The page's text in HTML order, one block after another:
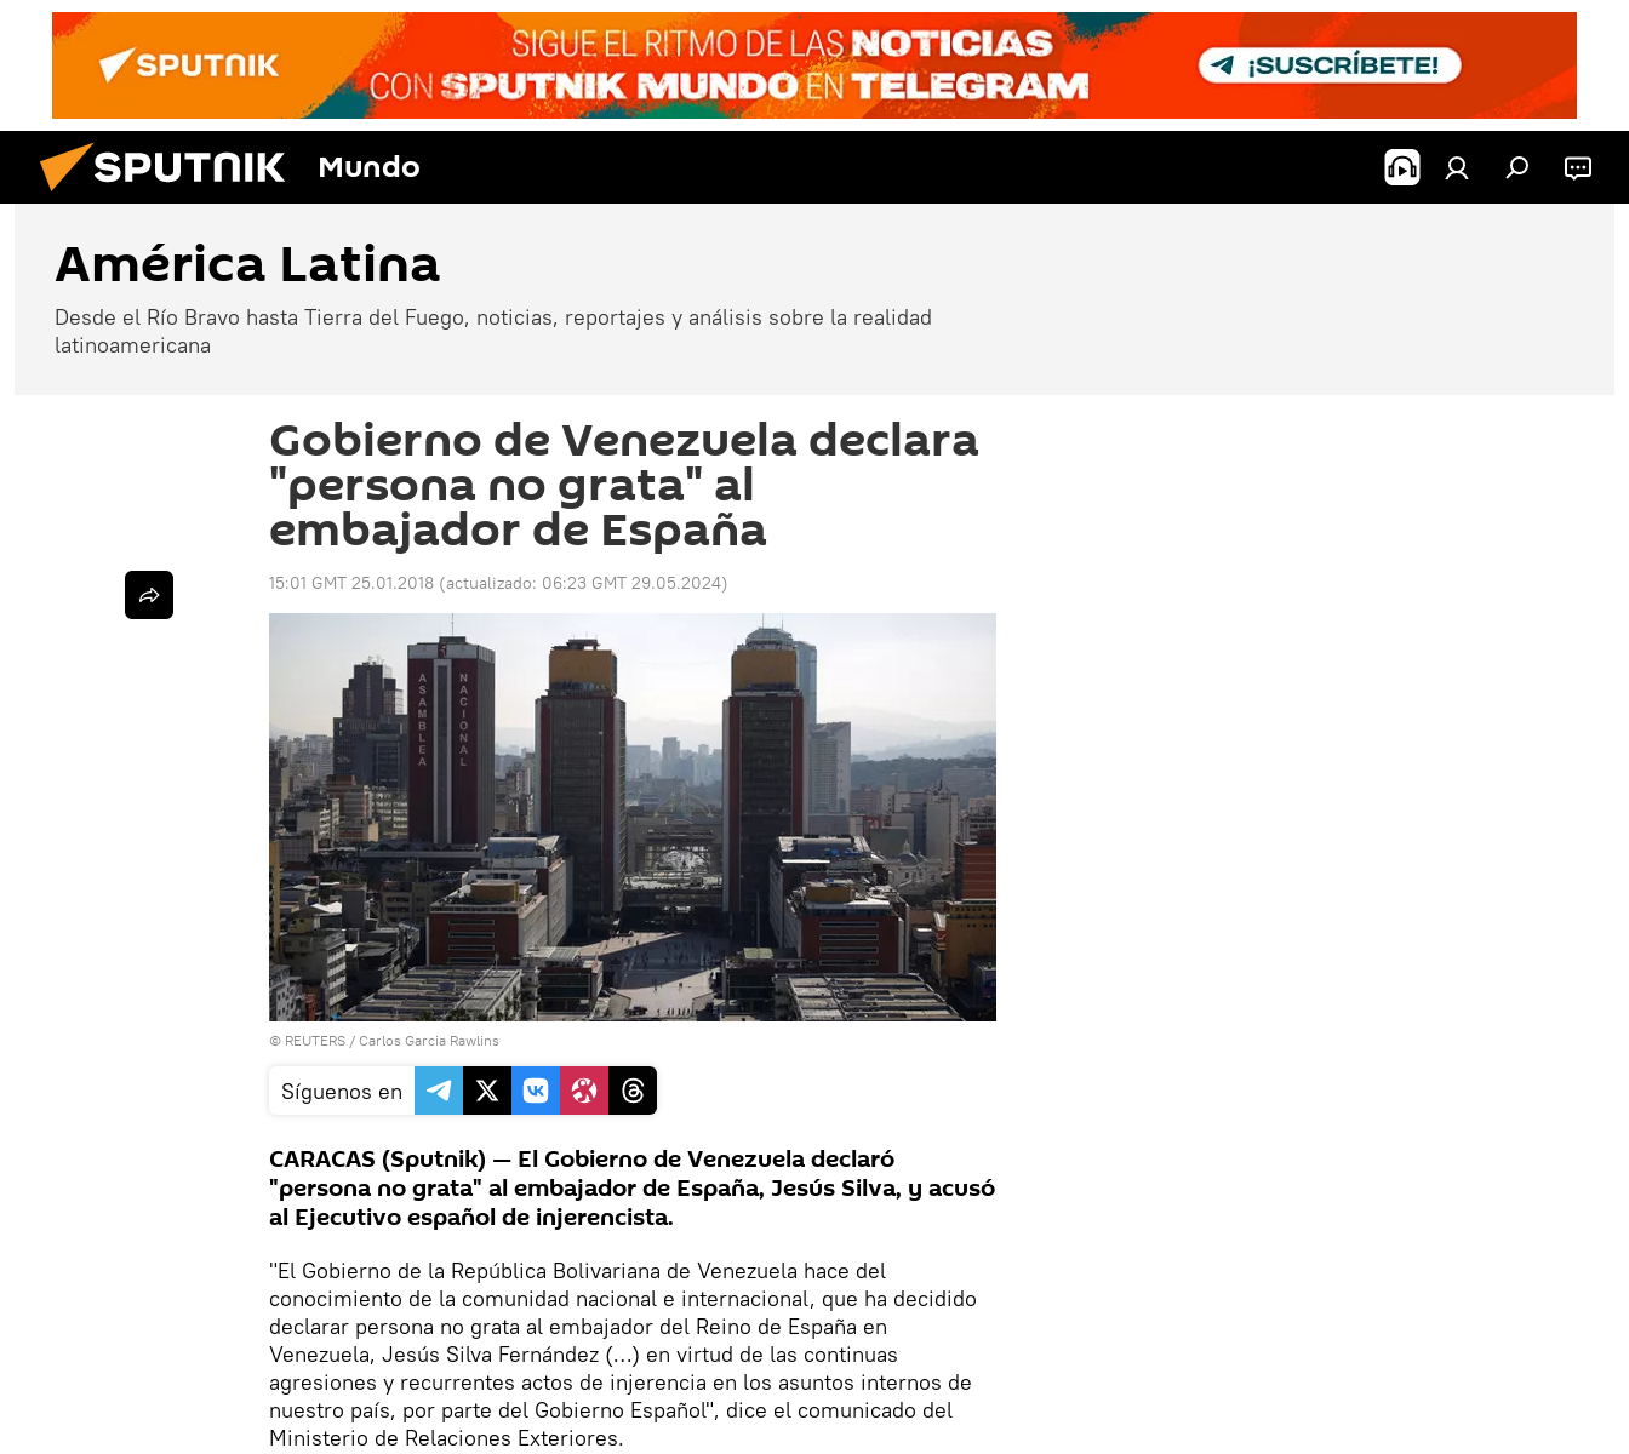
Mundo
América Latina
Desde el Río Bravo hasta Tierra del Fuego, noticias, reportajes y análisis sobre la realidad
latinoamericana
Gobierno de Venezuela declara
"persona no grata" al
embajador de España
15:01 GMT 25.01.2018 (actualizado: 06:23 GMT 29.05.2024)
© REUTERS / Carlos Garcia Rawlins
Síguenos en
CARACAS (Sputnik) — El Gobierno de Venezuela declaró
"persona no grata" al embajador de España, Jesús Silva, y acusó
al Ejecutivo español de injerencista.
"El Gobierno de la República Bolivariana de Venezuela hace del
conocimiento de la comunidad nacional e internacional, que ha decidido
declarar persona no grata al embajador del Reino de España en
Venezuela, Jesús Silva Fernández (…) en virtud de las continuas
agresiones y recurrentes actos de injerencia en los asuntos internos de
nuestro país, por parte del Gobierno Español", dice el comunicado del
Ministerio de Relaciones Exteriores.